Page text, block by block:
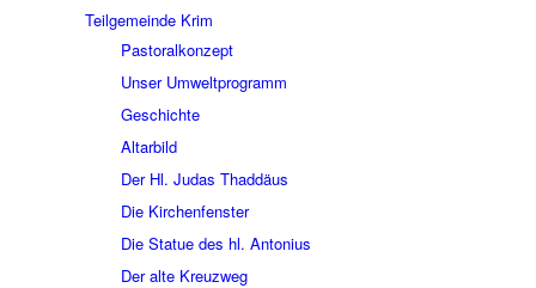
Teilgemeinde Krim
Pastoralkonzept
Unser Umweltprogramm
Geschichte
Altarbild
Der Hl. Judas Thaddäus
Die Kirchenfenster
Die Statue des hl. Antonius
Der alte Kreuzweg